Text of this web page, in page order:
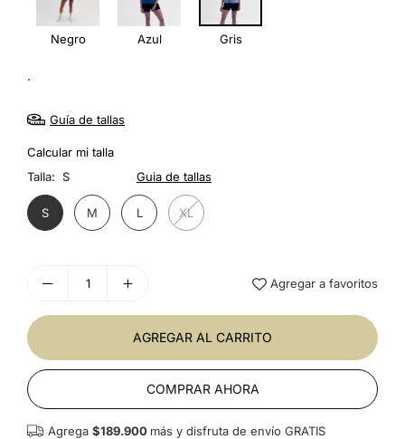
Negro Azul Gris
.
Guía de tallas
Calcular mi talla
Talla: S Guia de tallas
S M L XL
Agregar a favoritos
AGREGAR AL CARRITO
COMPRAR AHORA
Agrega $189.900 más y disfruta de envío GRATIS